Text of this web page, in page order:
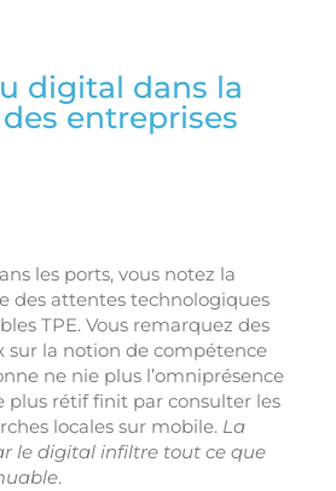
digital dans la
entreprises
les ports, vous notez la
des attentes technologiques
TPE. Vous remarquez des
sur la notion de compétence
ne nie plus l’omniprésence
plus rétif finit par consulter les
locales sur mobile. La
le digital infiltre tout ce que
.